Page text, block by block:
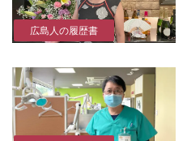
広島人の履歴書